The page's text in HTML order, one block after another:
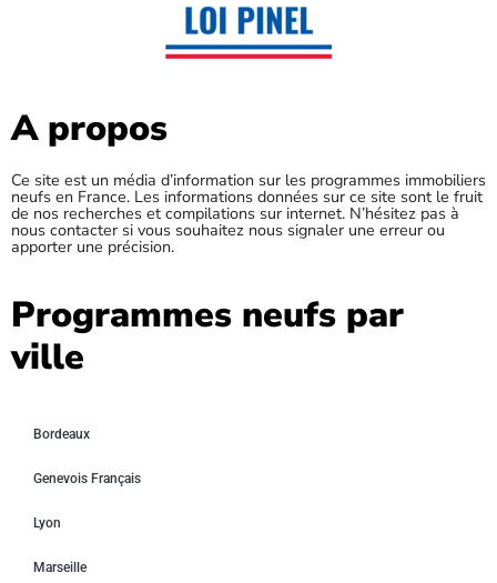
A propos
Ce site est un média d’information sur les programmes immobiliers
neufs en France. Les informations données sur ce site sont le fruit
de nos recherches et compilations sur internet. N’hésitez pas à
nous contacter si vous souhaitez nous signaler une erreur ou
apporter une précision.
Programmes neufs par
ville
Bordeaux
Genevois Français
Lyon
Marseille